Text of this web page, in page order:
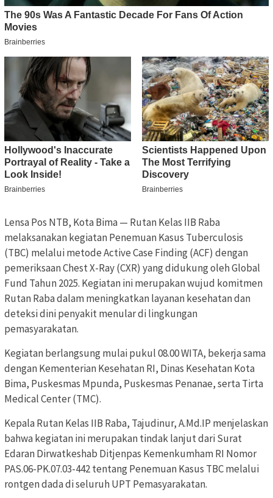
Lensa Pos NTB, Kota Bima — Rutan Kelas IIB Raba
melaksanakan kegiatan Penemuan Kasus Tuberculosis
(TBC) melalui metode Active Case Finding (ACF) dengan
pemeriksaan Chest X-Ray (CXR) yang didukung oleh Global
Fund Tahun 2025. Kegiatan ini merupakan wujud komitmen
Rutan Raba dalam meningkatkan layanan kesehatan dan
deteksi dini penyakit menular di lingkungan
pemasyarakatan.
Kegiatan berlangsung mulai pukul 08.00 WITA, bekerja sama
dengan Kementerian Kesehatan RI, Dinas Kesehatan Kota
Bima, Puskesmas Mpunda, Puskesmas Penanae, serta Tirta
Medical Center (TMC).
Kepala Rutan Kelas IIB Raba, Tajudinur, A.Md.IP menjelaskan
bahwa kegiatan ini merupakan tindak lanjut dari Surat
Edaran Dirwatkeshab Ditjenpas Kemenkumham RI Nomor
PAS.06-PK.07.03-442 tentang Penemuan Kasus TBC melalui
rontgen dada di seluruh UPT Pemasyarakatan.